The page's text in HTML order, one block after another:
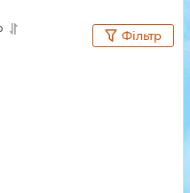
Фільтр